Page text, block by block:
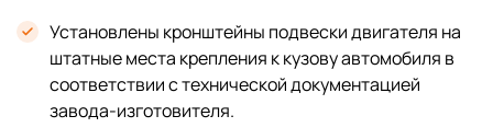
Установлены кронштейны подвески двигателя на
штатные места крепления к кузову автомобиля в
соответствии с технической документацией
завода-изготовителя.